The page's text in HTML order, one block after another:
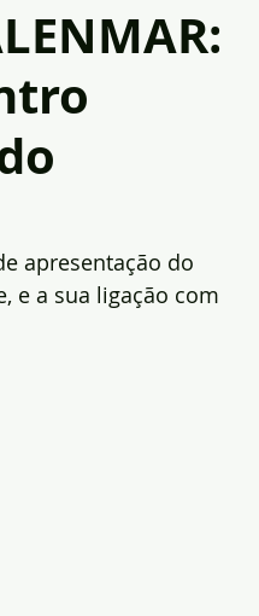
apresentação do
e a sua ligação com